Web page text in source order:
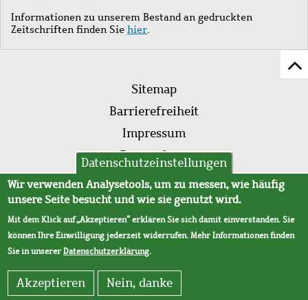
Informationen zu unserem Bestand an gedruckten
Zeitschriften finden Sie hier.
Fußleistenmenü
Sitemap
Barrierefreiheit
Impressum
Datenschutz
AVB
Datenschutzeinstellungen
Wir verwenden Analysetools, um zu messen, wie häufig
unsere Seite besucht und wie sie genutzt wird.
Mit dem Klick auf „Akzeptieren“ erklären Sie sich damit einverstanden. Sie
können Ihre Einwilligung jederzeit widerrufen. Mehr Informationen finden
Sie in unsererDatenschutzerklärung.
Akzeptieren Nein, danke